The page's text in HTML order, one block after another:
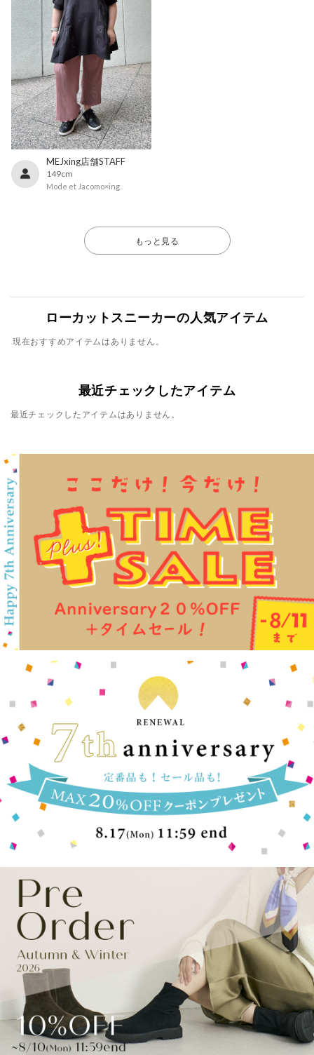
MEJxing店舗STAFF
149cm
Mode et Jacomo×ing
もっと見る
ローカットスニーカーの人気アイテム
現在おすすめアイテムはありません。
最近チェックしたアイテム
最近チェックしたアイテムはありません。